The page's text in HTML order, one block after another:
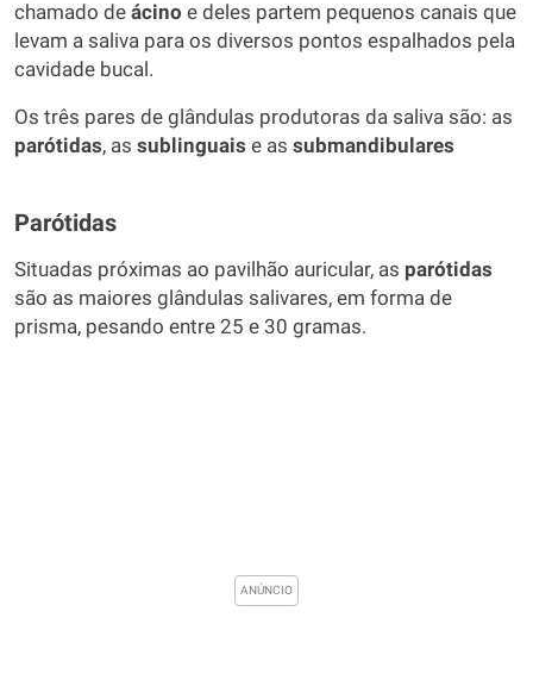
chamado de ácino e deles partem pequenos canais que
levam a saliva para os diversos pontos espalhados pela
cavidade bucal.
Os três pares de glândulas produtoras da saliva são: as
parótidas, as sublinguais e as submandibulares
Parótidas
Situadas próximas ao pavilhão auricular, as parótidas
são as maiores glândulas salivares, em forma de
prisma, pesando entre 25 e 30 gramas.